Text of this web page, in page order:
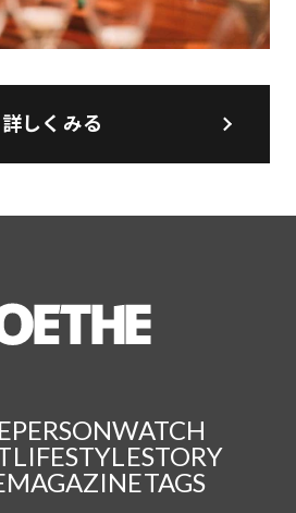
詳しくみる
PERSONWATCH
LIFESTYLESTORY
MAGAZINETAGS